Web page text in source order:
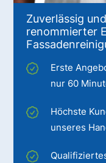
Zuverlässig
renommierter
Erste
nur 60
Höchste
unseres